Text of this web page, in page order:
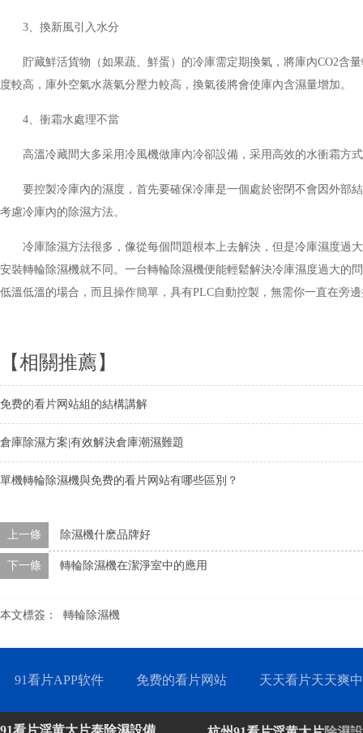
3、換新風引入水分
貯藏鮮活貨物（如果蔬、鮮蛋）的冷庫需定期換氣，將庫內CO2含
度較高，庫外空氣水蒸氣分壓力較高，換氣後將會使庫內含濕量增加。
4、衝霜水處理不當
高溫冷藏間大多采用冷風機做庫內冷卻設備，采用高效的水衝霜方
要控製冷庫內的濕度，首先要確保冷庫是一個處於密閉不會因外部
考慮冷庫內的除濕方法。
冷庫除濕方法很多，像從每個問題根本上去解決，但是冷庫濕度過
安裝轉輪除濕機就不同。一台轉輪除濕機便能輕鬆解決冷庫濕度過大的
低溫低溫的場合，而且操作簡單，具有PLC自動控製，無需你一直在旁
【相關推薦】
免费的看片网站組的結構講解
倉庫除濕方案|有效解決倉庫潮濕難題
單機轉輪除濕機與免费的看片网站有哪些區別？
上一條 除濕機什麽品牌好
下一條 轉輪除濕機在潔淨室中的應用
本文標簽： 轉輪除濕機
91看片APP软件 免费的看片网站 天天看片天天爽
91看片淫黄大片泰除濕設備